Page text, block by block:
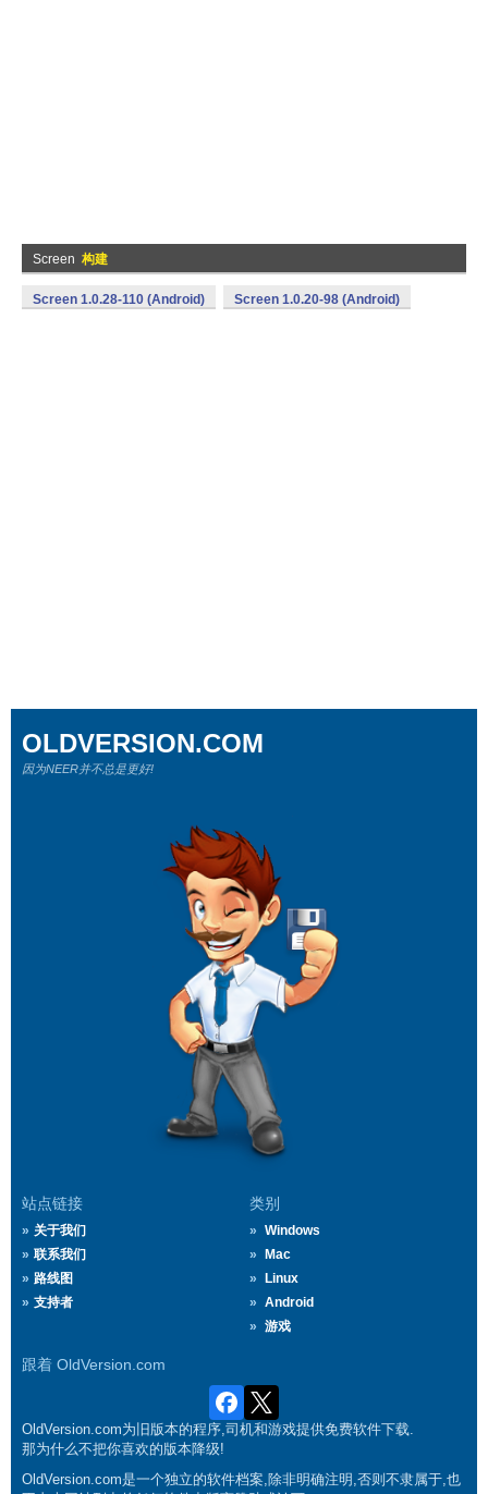
Screen 构建
Screen 1.0.28-110 (Android) Screen 1.0.20-98 (Android)
站点链接
关于我们
联系我们
路线图
支持者
类别
Windows
Mac
Linux
Android
游戏
跟着 OldVersion.com
OLDVERSION.COM
因为NEER并不总是更好!
OldVersion.com为旧版本的程序,司机和游戏提供免费软件下载.
那为什么不把你喜欢的版本降级!
OldVersion.com是一个独立的软件档案,除非明确注明,否则不隶属于,也